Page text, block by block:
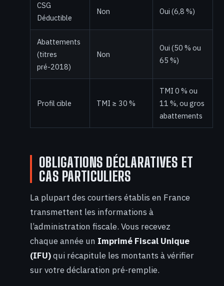
CSG
Déductible
Non Oui (6,8 %)
Abattements
(titres
pré-2018)
Non
Oui (50 % ou
65 %)
Profil cible TMI ≥ 30 %
TMI 0 % ou
11 %, ou gros
abattements
OBLIGATIONS DÉCLARATIVES ET
CAS PARTICULIERS
La plupart des courtiers établis en France
transmettent les informations à
l’administration fiscale. Vous recevez
chaque année un Imprimé Fiscal Unique
(IFU)qui récapitule les montants à vérifier
sur votre déclaration pré-remplie.